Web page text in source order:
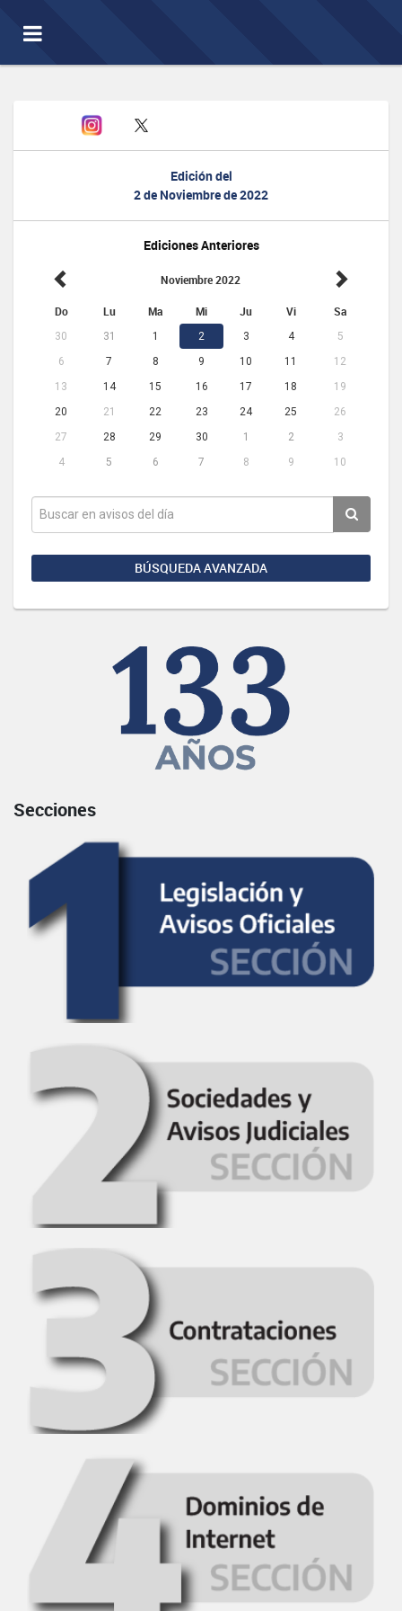
Toggle
navigation
Edición del
2 de Noviembre de 2022
Ediciones Anteriores
Noviembre 2022
Do Lu Ma Mi Ju Vi Sa
30 31 1 2 3 4
5
6
7 8 9 10 11
12
13
14 15 16 17 18
19
20
21 22 23 24 25
26
27
28 29 30 1 2
3
4
5 6 7 8 9 10
BÚSQUEDA AVANZADA
Secciones